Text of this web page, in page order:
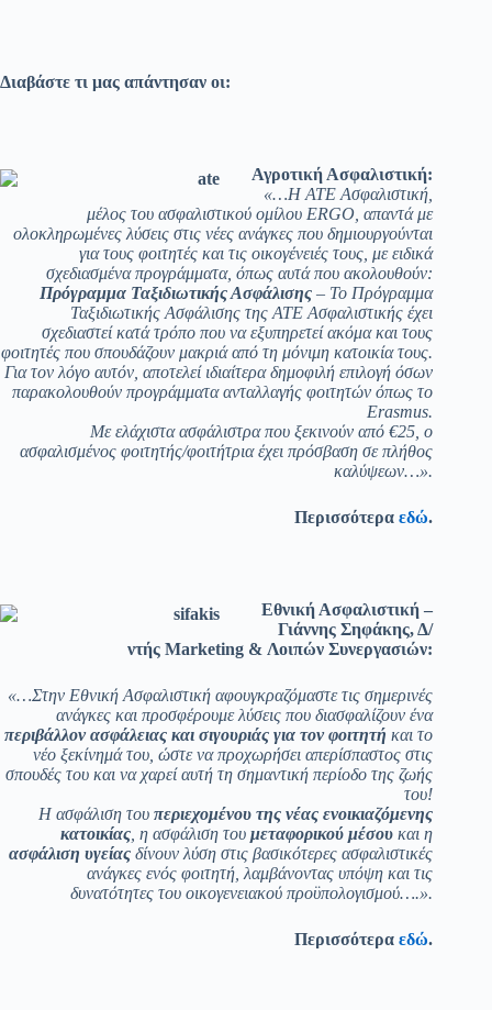
Διαβάστε τι μας απάντησαν οι:
Αγροτική Ασφαλιστική:
«…Η ΑΤΕ Ασφαλιστική,
μέλος του ασφαλιστικού ομίλου ERGO, απαντά με
ολοκληρωμένες λύσεις στις νέες ανάγκες που δημιουργούνται
για τους φοιτητές και τις οικογένειές τους, με ειδικά
σχεδιασμένα προγράμματα, όπως αυτά που ακολουθούν:
Πρόγραμμα Ταξιδιωτικής Ασφάλισης – Το Πρόγραμμα
Ταξιδιωτικής Ασφάλισης της ΑΤΕ Ασφαλιστικής έχει
σχεδιαστεί κατά τρόπο που να εξυπηρετεί ακόμα και τους
φοιτητές που σπουδάζουν μακριά από τη μόνιμη κατοικία τους.
Για τον λόγο αυτόν, αποτελεί ιδιαίτερα δημοφιλή επιλογή όσων
παρακολουθούν προγράμματα ανταλλαγής φοιτητών όπως το
Erasmus.
Με ελάχιστα ασφάλιστρα που ξεκινούν από €25, ο
ασφαλισμένος φοιτητής/φοιτήτρια έχει πρόσβαση σε πλήθος
καλύψεων…».
Περισσότεραεδώ.
Εθνική Ασφαλιστική –
Γιάννης Σηφάκης, Δ/
ντής Marketing & Λοιπών Συνεργασιών:
«…Στην Εθνική Ασφαλιστική αφουγκραζόμαστε τις σημερινές
ανάγκες και προσφέρουμε λύσεις που διασφαλίζουν ένα
περιβάλλον ασφάλειας και σιγουριάς για τον φοιτητή και το
νέο ξεκίνημά του, ώστε να προχωρήσει απερίσπαστος στις
σπουδές του και να χαρεί αυτή τη σημαντική περίοδο της ζωής
του!
Η ασφάλιση τουπεριεχομένου της νέας ενοικιαζόμενης
κατοικίας , η ασφάλιση τουμεταφορικού μέσου και η
ασφάλιση υγείας δίνουν λύση στις βασικότερες ασφαλιστικές
ανάγκες ενός φοιτητή, λαμβάνοντας υπόψη και τις
δυνατότητες του οικογενειακού προϋπολογισμού….».
Περισσότεραεδώ.